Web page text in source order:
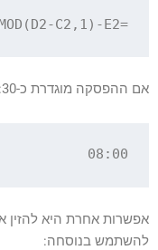
=MOD(D2-C2,1)-E2
אם ההפסקה מוגדרת כ-00:30, התוצאה תהיה:
08:00
להשתמש בנוסחה: